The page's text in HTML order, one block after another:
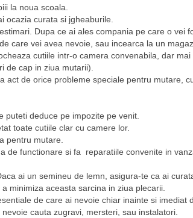
la noua scoala.
ocazia curata si jgheaburile.
Dupa ce ai ales compania pe care o vei
care vei avea nevoie, sau incearca la un
cutiile intr-o camera convenabila, dar mai
de cap in ziua mutarii).
act de orice probleme speciale pentru mutare,
puteti deduce pe impozite pe venit.
toate cutiile clar cu camere lor.
pentru mutare.
de functionare si fa reparatiile convenite in
ai un semineu de lemn, asigura-te ca ai
minimiza aceasta sarcina in ziua plecarii.
de care ai nevoie chiar inainte si imediat
cauta zugravi, mersteri, sau instalatori.